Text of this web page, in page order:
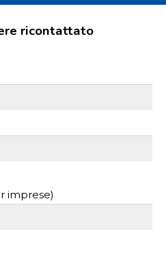
ricontattato
imprese)